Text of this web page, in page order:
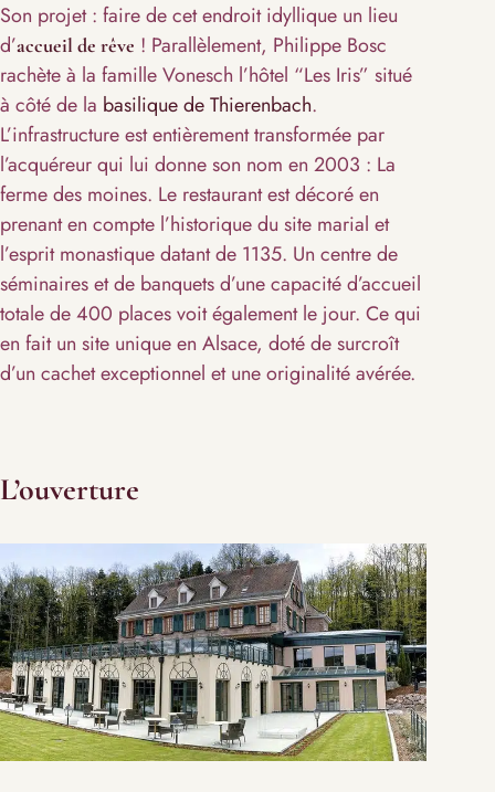
Son projet : faire de cet endroit idyllique un lieu
d’accueil de rêve ! Parallèlement, Philippe Bosc
rachète à la famille Vonesch l’hôtel “Les Iris” situé
à côté de la basilique de Thierenbach.
L’infrastructure est entièrement transformée par
l’acquéreur qui lui donne son nom en 2003 : La
ferme des moines. Le restaurant est décoré en
prenant en compte l’historique du site marial et
l’esprit monastique datant de 1135. Un centre de
séminaires et de banquets d’une capacité d’accueil
totale de 400 places voit également le jour. Ce qui
en fait un site unique en Alsace, doté de surcroît
d’un cachet exceptionnel et une originalité avérée.
L’ouverture